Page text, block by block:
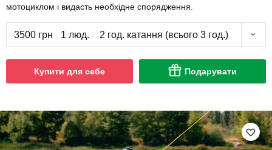
мотоциклом і видасть необхідне спорядження.
3500 грн 1 люд. 2 год. катання (всього 3 год.)
Купити для себе Подарувати